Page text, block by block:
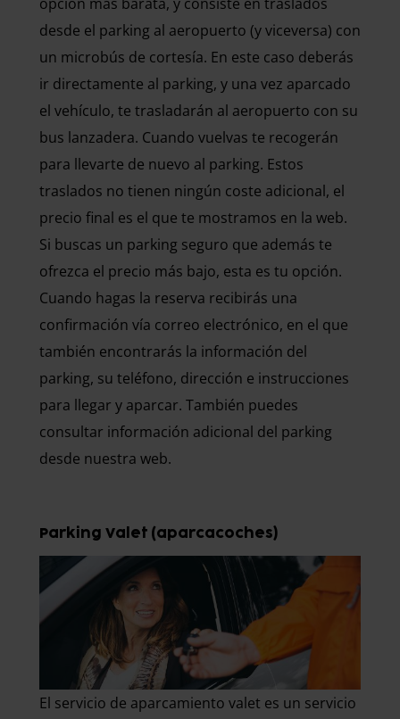
desde el parking al aeropuerto (y viceversa) con
un microbús de cortesía. En este caso deberás
ir directamente al parking, y una vez aparcado
el vehículo, te trasladarán al aeropuerto con su
bus lanzadera. Cuando vuelvas te recogerán
para llevarte de nuevo al parking. Estos
traslados no tienen ningún coste adicional, el
precio final es el que te mostramos en la web.
Si buscas un parking seguro que además te
ofrezca el precio más bajo, esta es tu opción.
Cuando hagas la reserva recibirás una
confirmación vía correo electrónico, en el que
también encontrarás la información del
parking, su teléfono, dirección e instrucciones
para llegar y aparcar. También puedes
consultar información adicional del parking
desde nuestra web.
Parking Valet (aparcacoches)
El servicio de aparcamiento valet es un servicio